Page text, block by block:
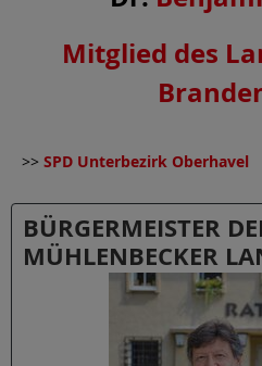
Mitglied des
>> SPD Unterbezirk Oberhavel
BÜRGERMEISTER
MÜHLENBECKER